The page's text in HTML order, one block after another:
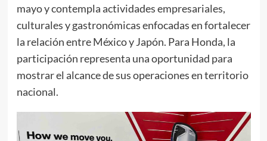
mayo y contempla actividades empresariales,
culturales y gastronómicas enfocadas en fortalecer
la relación entre México y Japón. Para Honda, la
participación representa una oportunidad para
mostrar el alcance de sus operaciones en territorio
nacional.